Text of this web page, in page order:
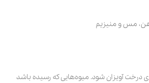
مس و منیزیم
درخت آویزان شود. میوه‌هایی که رسیده باشد